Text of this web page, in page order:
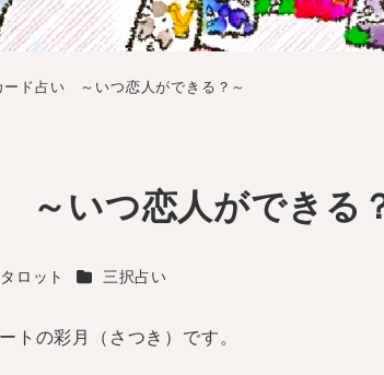
ード占い ～いつ恋人ができる？～
～いつ恋人ができ
リー
タロット カテゴリー
三択占い
トの彩月（さつき）です。